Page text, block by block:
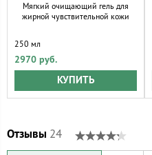
Мягкий очищающий гель для
жирной чувствительной кожи
250 мл
2970 руб.
КУПИТЬ
Отзывы 24